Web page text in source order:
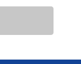
20,497円
20,719円